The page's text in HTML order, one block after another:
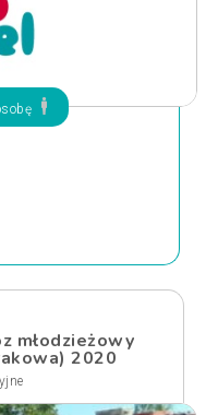
młodzieżowy
2020